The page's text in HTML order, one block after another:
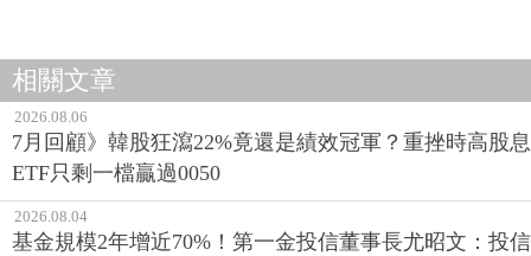
相關文章
2026.08.06
7月回顧》韓股狂瀉22%竟還是績效冠軍？重挫時高股息
ETF只剩一檔贏過0050
2026.08.04
基金規模2年增近70%！第一金投信董事長尤昭文：投信